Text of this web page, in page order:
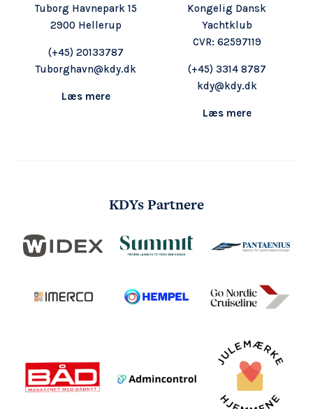
Tuborg Havnepark 15
2900 Hellerup
(+45) 20133787
Tuborghavn@kdy.dk
Læs mere
Kongelig Dansk
Yachtklub
CVR: 62597119
(+45) 3314 8787
kdy@kdy.dk
Læs mere
KDYs Partnere